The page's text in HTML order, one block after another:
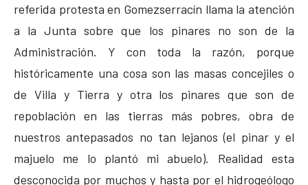
referida protesta en Gomezserracín llama la atención
a la Junta sobre que los pinares no son de la
Administración. Y con toda la razón, porque
históricamente una cosa son las masas concejiles o
de Villa y Tierra y otra los pinares que son de
repoblación en las tierras más pobres, obra de
nuestros antepasados no tan lejanos (el pinar y el
majuelo me lo plantó mi abuelo). Realidad esta
desconocida por muchos y hasta por el hidrogeólogo